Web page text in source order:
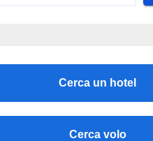
Cerca un hotel
Cerca volo